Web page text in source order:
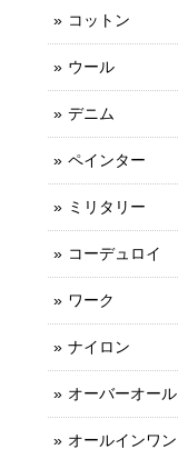
コットン
ウール
デニム
ペインター
ミリタリー
コーデュロイ
ワーク
ナイロン
オーバーオール
オールインワン